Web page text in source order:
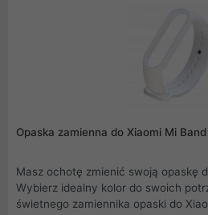
Opaska zamienna do Xiaomi Mi Band
Masz ochotę zmienić swoją opaskę
Wybierz idealny kolor do swoich
świetnego zamiennika opaski do